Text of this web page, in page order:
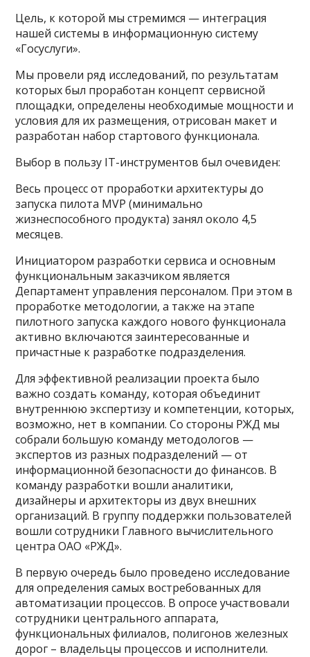
Цель, к которой мы стремимся — интеграция
нашей системы в информационную систему
«Госуслуги».
Мы провели ряд исследований, по результатам
которых был проработан концепт сервисной
площадки, определены необходимые мощности и
условия для их размещения, отрисован макет и
разработан набор стартового функционала.
Выбор в пользу IT-инструментов был очевиден:
Весь процесс от проработки архитектуры до
запуска пилота MVP (минимально
жизнеспособного продукта) занял около 4,5
месяцев.
Инициатором разработки сервиса и основным
функциональным заказчиком является
Департамент управления персоналом. При этом в
проработке методологии, а также на этапе
пилотного запуска каждого нового функционала
активно включаются заинтересованные и
причастные к разработке подразделения.
Для эффективной реализации проекта было
важно создать команду, которая объединит
внутреннюю экспертизу и компетенции, которых,
возможно, нет в компании. Со стороны РЖД мы
собрали большую команду методологов —
экспертов из разных подразделений — от
информационной безопасности до финансов. В
команду разработки вошли аналитики,
дизайнеры и архитекторы из двух внешних
организаций. В группу поддержки пользователей
вошли сотрудники Главного вычислительного
центра ОАО «РЖД».
В первую очередь было проведено исследование
для определения самых востребованных для
автоматизации процессов. В опросе участвовали
сотрудники центрального аппарата,
функциональных филиалов, полигонов железных
дорог – владельцы процессов и исполнители.